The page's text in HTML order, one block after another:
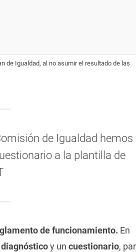
de Igualdad, al no asumir el resultado de las
de Igualdad hemos
a la plantilla de
de funcionamiento. En
diagnósticoy un cuestionario,